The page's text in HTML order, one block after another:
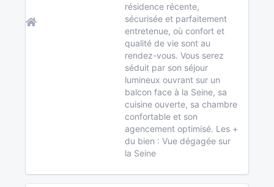
résidence récente,
sécurisée et parfaitement
entretenue, où confort et
qualité de vie sont au
rendez-vous. Vous serez
séduit par son séjour
lumineux ouvrant sur un
balcon face à la Seine, sa
cuisine ouverte, sa chambre
confortable et son
agencement optimisé. Les +
du bien : Vue dégagée sur
la Seine